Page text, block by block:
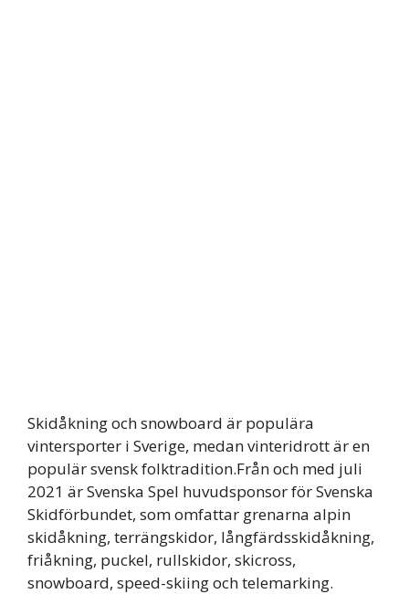
Skidåkning och snowboard är populära
vintersporter i Sverige, medan vinteridrott är en
populär svensk folktradition.Från och med juli
2021 är Svenska Spel huvudsponsor för Svenska
Skidförbundet, som omfattar grenarna alpin
skidåkning, terrängskidor, långfärdsskidåkning,
friåkning, puckel, rullskidor, skicross,
snowboard, speed-skiing och telemarking.